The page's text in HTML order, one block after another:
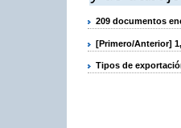
209 documentos
[Primero/Anterior] 1,
Tipos de